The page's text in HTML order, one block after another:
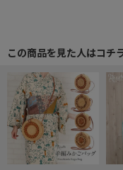
この商品を見た人はコチ